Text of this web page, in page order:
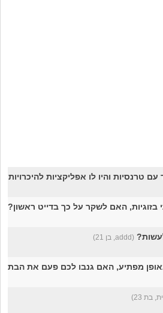
חיות מחמד
יוקר המחיה
גאווה
עם טרנסיות והיו לו אפליקציות להיכרויות
(addd, בן 21)
מפתיע, האם גנבו לכם פעם את הבת/
בת 23)